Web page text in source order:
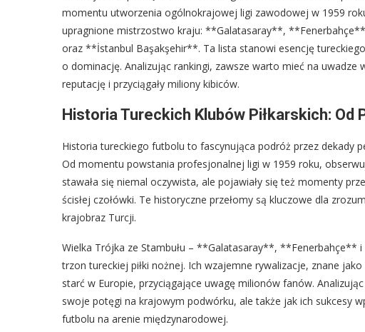
momentu utworzenia ogólnokrajowej ligi zawodowej w 1959
upragnione mistrzostwo kraju: **Galatasaray**,
oraz **İstanbul Başakşehir**. Ta lista stanowi esencję
o dominację. Analizując rankingi, zawsze warto mieć na uwadze
reputację i przyciągały miliony kibiców.
Historia Tureckich Klubów Piłkarskich:
Historia tureckiego futbolu to fascynująca podróż przez dekady
Od momentu powstania profesjonalnej ligi w 1959 roku,
stawała się niemal oczywista, ale pojawiały się też momenty
ścisłej czołówki. Te historyczne przełomy są kluczowe dla
krajobraz Turcji.
Wielka Trójka ze Stambułu – **Galatasaray**,
trzon tureckiej piłki nożnej. Ich wzajemne rywalizacje, znane
starć w Europie, przyciągające uwagę milionów fanów.
swoje potęgi na krajowym podwórku, ale także jak ich sukcesy
futbolu na arenie międzynarodowej.